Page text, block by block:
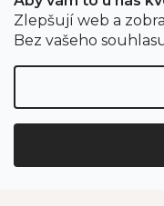
Zlepšují web a
Bez vašeho
Vložením e-mailu
osobních údajů.